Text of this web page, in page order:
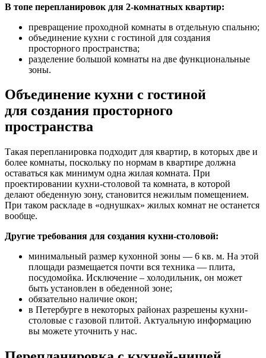
В топе перепланировок для 2-комнатных квартир:
превращение проходной комнаты в отдельную спальню;
объединение кухни с гостиной для создания
просторного пространства;
разделение большой комнаты на две функциональные
зоны.
Объединение кухни с гостиной
для создания просторного
пространства
Такая перепланировка подходит для квартир, в которых две и
более комнаты, поскольку по нормам в квартире должна
оставаться как минимум одна жилая комната. При
проектировании кухни-столовой та комната, в которой
делают обеденную зону, становится нежилым помещением.
При таком раскладе в «однушках» жилых комнат не останется
вообще.
Другие требования для создания кухни-столовой:
минимальный размер кухонной зоны — 6 кв. м. На этой
площади размещается почти вся техника — плита,
посудомойка. Исключение – холодильник, он может
быть установлен в обеденной зоне;
обязательно наличие окон;
в Петербурге в некоторых районах разрешены кухни-
столовые с газовой плитой. Актуальную информацию
вы можете уточнить у нас.